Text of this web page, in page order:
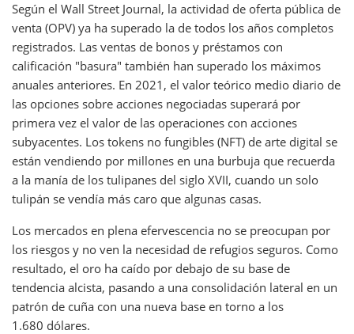
Según el Wall Street Journal, la actividad de oferta pública de
venta (OPV) ya ha superado la de todos los años completos
registrados. Las ventas de bonos y préstamos con
calificación "basura" también han superado los máximos
anuales anteriores. En 2021, el valor teórico medio diario de
las opciones sobre acciones negociadas superará por
primera vez el valor de las operaciones con acciones
subyacentes. Los tokens no fungibles (NFT) de arte digital se
están vendiendo por millones en una burbuja que recuerda
a la manía de los tulipanes del siglo XVII, cuando un solo
tulipán se vendía más caro que algunas casas.
Los mercados en plena efervescencia no se preocupan por
los riesgos y no ven la necesidad de refugios seguros. Como
resultado, el oro ha caído por debajo de su base de
tendencia alcista, pasando a una consolidación lateral en un
patrón de cuña con una nueva base en torno a los
1.680 dólares.